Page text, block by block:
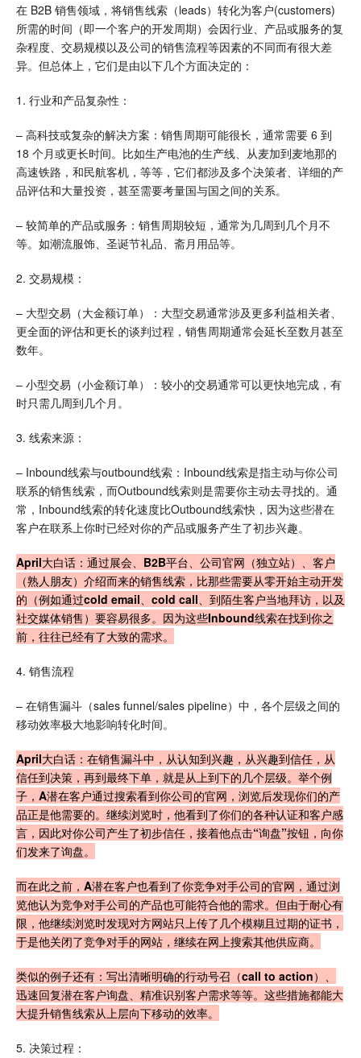
在 B2B 销售领域，将销售线索（leads）转化为客户(customers)
所需的时间（即一个客户的开发周期）会因行业、产品或服务的复
杂程度、交易规模以及公司的销售流程等因素的不同而有很大差
异。但总体上，它们是由以下几个方面决定的：
1. 行业和产品复杂性：
– 高科技或复杂的解决方案：销售周期可能很长，通常需要 6 到
18 个月或更长时间。比如生产电池的生产线、从麦加到麦地那的
高速铁路，和民航客机，等等，它们都涉及多个决策者、详细的产
品评估和大量投资，甚至需要考量国与国之间的关系。
– 较简单的产品或服务：销售周期较短，通常为几周到几个月不
等。如潮流服饰、圣诞节礼品、斋月用品等。
2. 交易规模：
– 大型交易（大金额订单）：大型交易通常涉及更多利益相关者、
更全面的评估和更长的谈判过程，销售周期通常会延长至数月甚至
数年。
– 小型交易（小金额订单）：较小的交易通常可以更快地完成，有
时只需几周到几个月。
3. 线索来源：
– Inbound线索与outbound线索：Inbound线索是指主动与你公司
联系的销售线索，而Outbound线索则是需要你主动去寻找的。通
常，Inbound线索的转化速度比Outbound线索快，因为这些潜在
客户在联系上你时已经对你的产品或服务产生了初步兴趣。
April大白话：通过展会、B2B平台、公司官网（独立站）、客户
（熟人朋友）介绍而来的销售线索，比那些需要从零开始主动开发
的（例如通过cold email、cold call、到陌生客户当地拜访，以及
社交媒体销售）要容易很多。因为这些Inbound线索在找到你之
前，往往已经有了大致的需求。
4. 销售流程
– 在销售漏斗（sales funnel/sales pipeline）中，各个层级之间的
移动效率极大地影响转化时间。
April大白话：在销售漏斗中，从认知到兴趣，从兴趣到信任，从
信任到决策，再到最终下单，就是从上到下的几个层级。举个例
子，A潜在客户通过搜索看到你公司的官网，浏览后发现你们的产
品正是他需要的。继续浏览时，他看到了你们的各种认证和客户感
言，因此对你公司产生了初步信任，接着他点击“询盘”按钮，向你
们发来了询盘。
而在此之前，A潜在客户也看到了你竞争对手公司的官网，通过浏
览他认为竞争对手公司的产品也可能符合他的需求。但由于耐心有
限，他继续浏览时发现对方网站只上传了几个模糊且过期的证书，
于是他关闭了竞争对手的网站，继续在网上搜索其他供应商。
类似的例子还有：写出清晰明确的行动号召（call to action）、
迅速回复潜在客户询盘、精准识别客户需求等等。这些措施都能大
大提升销售线索从上层向下移动的效率。
5. 决策过程：